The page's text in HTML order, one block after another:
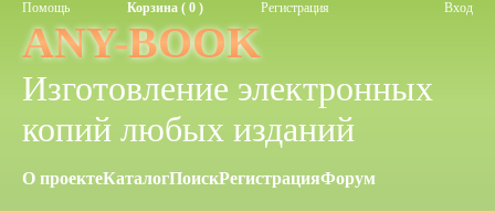
Помощь Корзина ( 0 ) Регистрация Вход
ANY-BOOK
Изготовление электронных
копий любых изданий
О проектеКаталогПоискРегистрацияФорум